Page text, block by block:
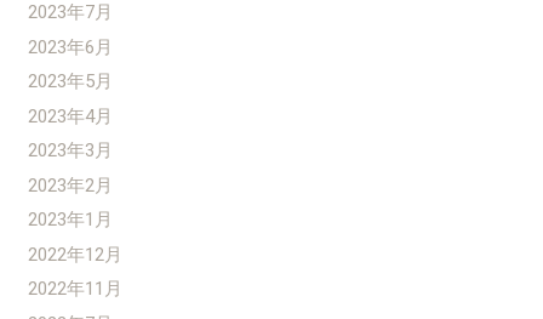
2023年7月
2023年6月
2023年5月
2023年4月
2023年3月
2023年2月
2023年1月
2022年12月
2022年11月